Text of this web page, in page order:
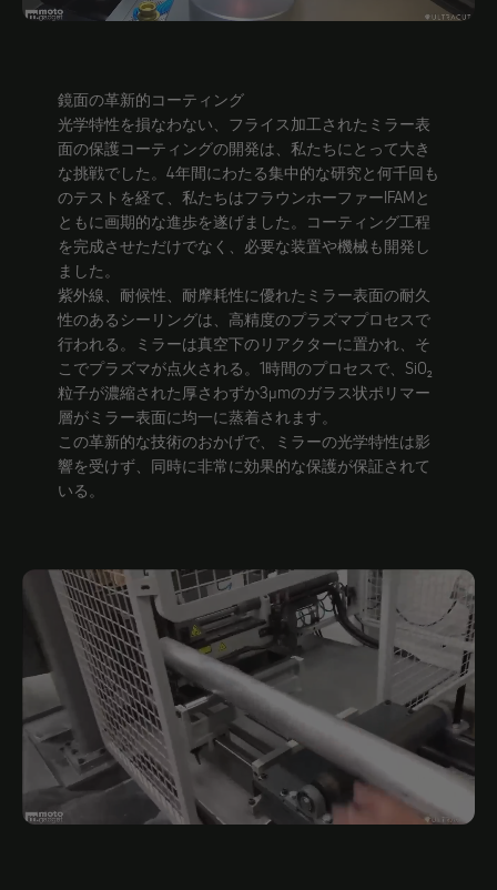
鏡面の革新的コーティング
光学特性を損なわない、フライス加工されたミラー表
面の保護コーティングの開発は、私たちにとって大き
な挑戦でした。4年間にわたる集中的な研究と何千回も
のテストを経て、私たちはフラウンホーファーIFAMと
ともに画期的な進歩を遂げました。コーティング工程
を完成させただけでなく、必要な装置や機械も開発し
ました。
紫外線、耐候性、耐摩耗性に優れたミラー表面の耐久
性のあるシーリングは、高精度のプラズマプロセスで
行われる。ミラーは真空下のリアクターに置かれ、そ
こでプラズマが点火される。1時間のプロセスで、SiO₂
粒子が濃縮された厚さわずか3µmのガラス状ポリマー
層がミラー表面に均一に蒸着されます。
この革新的な技術のおかげで、ミラーの光学特性は影
響を受けず、同時に非常に効果的な保護が保証されて
いる。